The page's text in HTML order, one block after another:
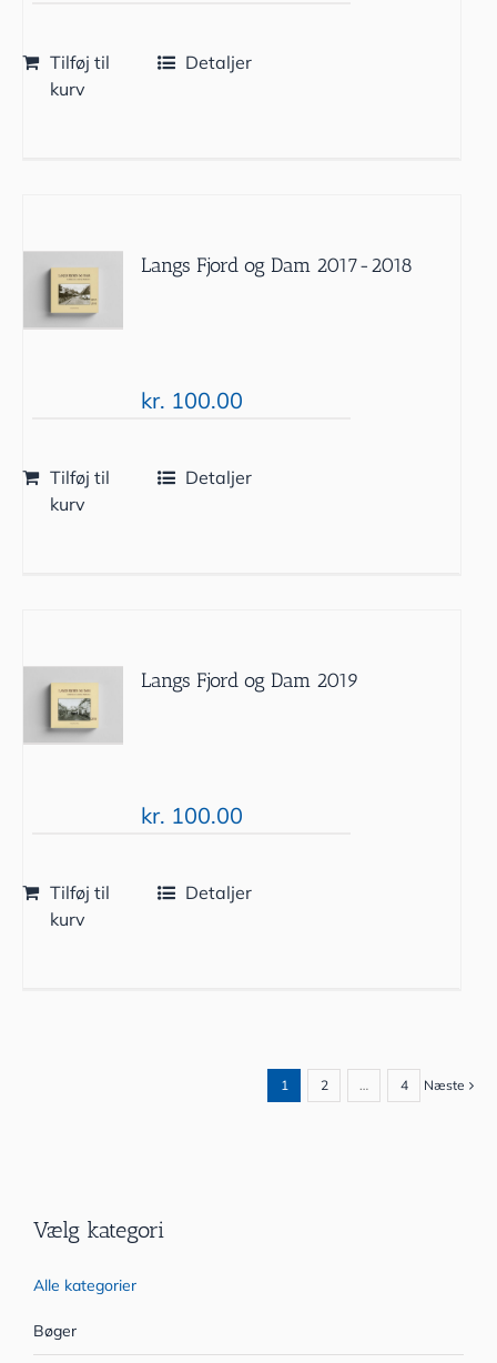
Tilføj til
kurv
Detaljer
Langs Fjord og Dam 2017-2018
kr. 100.00
Tilføj til
kurv
Detaljer
Langs Fjord og Dam 2019
kr. 100.00
Tilføj til
kurv
Detaljer
1 2 … 4 Næste
Vælg kategori
Alle kategorier
Bøger